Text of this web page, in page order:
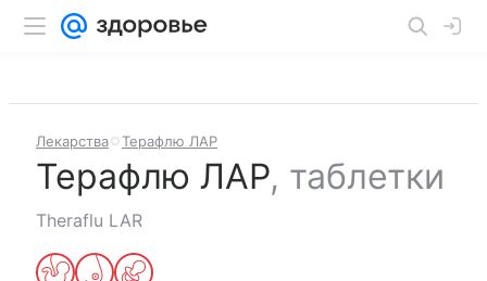
Лекарства Терафлю ЛАР
Терафлю ЛАР, таблетки
Theraflu LAR